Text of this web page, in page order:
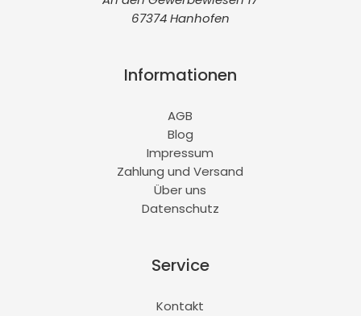
67374 Hanhofen
Informationen
AGB
Blog
Impressum
Zahlung und Versand
Über uns
Datenschutz
Service
Kontakt